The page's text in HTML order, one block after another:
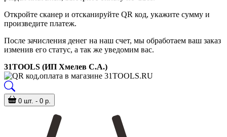
Откройте сканер и отсканируйте QR код, укажите сумму и
произведите платеж.
После зачисления денег на наш счет, мы обработаем ваш заказ
изменив его статус, а так же уведомим вас.
31TOOLS (ИП Хмелев С.А.)
0 шт. - 0 р.